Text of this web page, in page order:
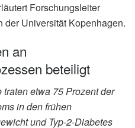
Forschungsleiter
der Universität Kopenhagen.
an
beteiligt
etwa 75 Prozent der
in den frühen
und Typ-2-Diabetes